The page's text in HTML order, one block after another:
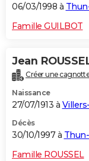
06/03/1998 à
Famille GUILBOT
Jean
Créer une
Naissance
27/07/1913 à
Décès
30/10/1997 à
Famille ROUSSEL